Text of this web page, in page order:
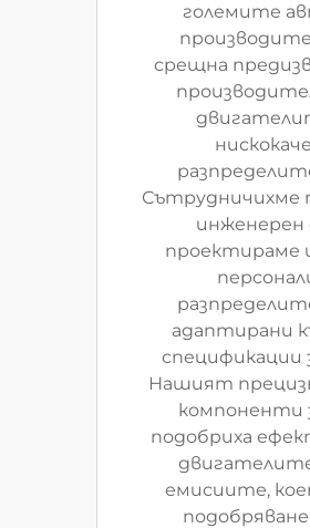
големите
срещна
Сътрудничихме
инженерен
проектираме
адаптирани
спецификации
Нашият
компоненти
подобриха
емисиите,